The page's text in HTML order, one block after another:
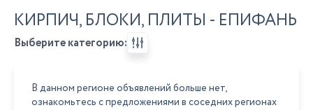
КИРПИЧ, БЛОКИ, ПЛИТЫ - ЕПИФАНЬ
Выберите категорию:
В данном регионе объявлений больше нет,
ознакомьтесь с предложениями в соседних регионах